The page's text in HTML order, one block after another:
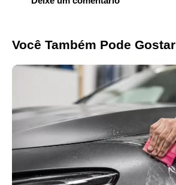
Você Também Pode Gostar